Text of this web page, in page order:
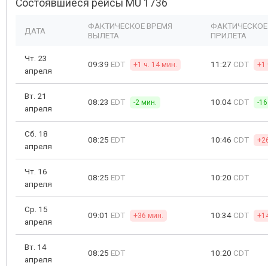
Состоявшиеся рейсы MU 1736
ДАТА
ФАКТИЧЕСКОЕ ВРЕМЯ
ВЫЛЕТА
ПРИЛЕТА
Чт. 23
апреля
09:39 EDT +1 ч. 14 мин. 11:27 CDT +1
Вт. 21
апреля
08:23 EDT -2 мин. 10:04 CDT -
Сб. 18
апреля
08:25 EDT 10:46 CDT
Чт. 16
апреля
08:25 EDT 10:20 CDT
Ср. 15
апреля
09:01 EDT +36 мин. 10:34 CDT
Вт. 14
апреля
08:25 EDT 10:20 CDT